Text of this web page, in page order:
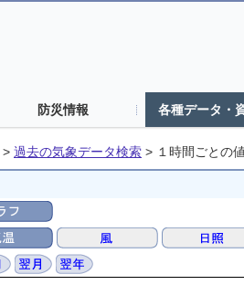
防災情報 各種データ・
> 過去の気象データ検索 > １時間ごとの